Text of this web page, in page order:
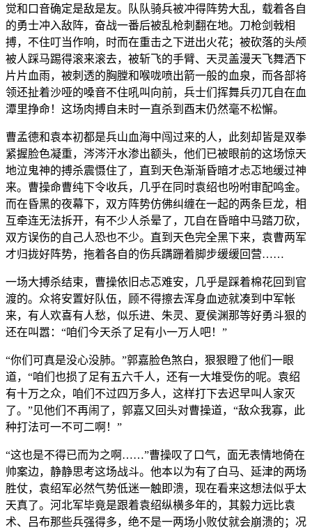
觉和口音确定是敌是友。队队骑兵被冲得阵势大乱，载着各自
的勇士冲入敌阵，奋战一番后被乱枪刺翻在地。刀枪剑戟相
搏，不住叮当作响，时而在重击之下迸出火花；被砍落的头颅
被人踩马踢得滚来滚去，被斩飞的手臂、天灵盖漫天飞舞洒下
片片血雨，被刺透的胸膛和喉咙喷出箭一般的血泉，而各部将
领还扯着沙哑的嗓音不住吼叫向前，兵士们挥舞兵刃兀自在血
潭里挣命！这场肉搏自未时一直杀到酉末仍然毫不松懈。
曹孟德和袁本初都是兵山血海中闯过来的人，此刻却皆是双拳
紧握脸色凝重，涔涔汗水渗出额头，他们已被眼前的这场惊天
地泣鬼神的搏杀震慑住了，直到天色渐渐昏暗才忐忑地缓过神
来。曹操命曹纯下令收兵，几乎在同时袁绍也吩咐审配鸣金。
而在昏黑的夜幕下，双方阵势仿佛纠缠在一起的两条巨龙，相
互牵连无法拆开，有不少人杀晕了，兀自在昏暗中马踏刀砍，
双方误伤的自己人恐也不少。直到天色完全黑下来，袁曹两军
才归拢好阵势，拖着各自的伤兵蹒跚着脚步缓缓回营……
一场大搏杀结束，曹操依旧忐忑难安，几乎是踩着棉花回到官
渡的。众将安置好队伍，顾不得擦去浑身血迹就凑到中军帐
来，有人欢喜有人愁，似乐进、朱灵、夏侯渊那等好勇斗狠的
还在叫嚣：“咱们今天杀了足有小一万人吧！”
“你们可真是没心没肺。”郭嘉脸色煞白，狠狠瞪了他们一眼
道，“咱们也损了足有五六千人，还有一大堆受伤的呢。袁绍
有十万之众，咱们不过四万多人，这样打下去迟早叫人家灭
了。”见他们不再闹了，郭嘉又回头对曹操道，“敌众我寡，此
种打法可一不可二啊！”
“这也是不得已而为之啊……”曹操叹了口气，面无表情地倚在
帅案边，静静思考这场战斗。他本以为有了白马、延津的两场
胜仗，袁绍军必然气势低迷一触即溃，现在看来这想法似乎太
天真了。河北军毕竟是跟着袁绍纵横多年的，其毅力远比袁
术、吕布那些兵强得多，绝不是一两场小败仗就会崩溃的；况